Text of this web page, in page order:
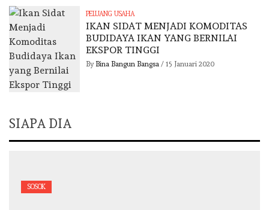
PELUANG USAHA
IKAN SIDAT MENJADI KOMODITAS
BUDIDAYA IKAN YANG BERNILAI
EKSPOR TINGGI
By Bina Bangun Bangsa / 15 Januari 2020
SIAPA DIA
SOSOK